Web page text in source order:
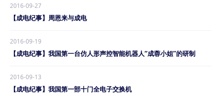
2016-09-27
【成电纪事】周恩来与成电
2016-09-19
【成电纪事】我国第一台仿人形声控智能机器人“成蓉小姐”的研制
2016-09-13
【成电纪事】我国第一部十门全电子交换机